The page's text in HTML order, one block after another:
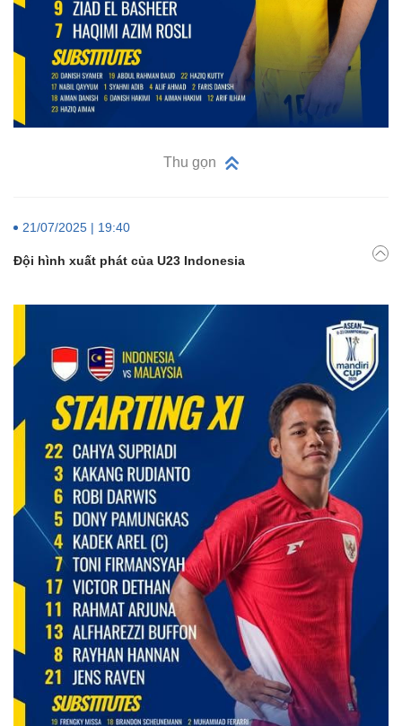
Thu gọn
21/07/2025 | 19:40
Đội hình xuất phát của U23 Indonesia